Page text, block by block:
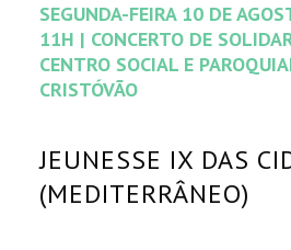
SEGUNDA-FEIRA 10 DE
11H | CONCERTO DE
CENTRO SOCIAL E
CRISTÓVÃO
JEUNESSE IX DAS
(MEDITERRÂNEO)